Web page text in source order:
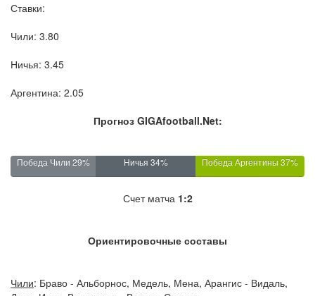
Ставки:
Чили: 3.80
Ничья: 3.45
Аргентина: 2.05
Прогноз GIGAfootball.Net:
Победа Чили 29% Ничья 34% Победа Аргентины 37%
Счет матча 1:2
Ориентировочные составы
Чили: Браво - Альборнос, Медель, Мена, Арангис - Видаль,